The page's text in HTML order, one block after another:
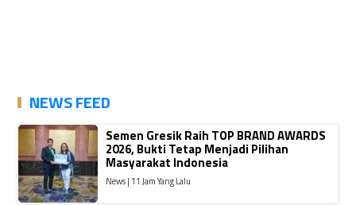
NEWS FEED
Semen Gresik Raih TOP BRAND AWARDS
2026, Bukti Tetap Menjadi Pilihan
Masyarakat Indonesia
News | 11 Jam Yang Lalu